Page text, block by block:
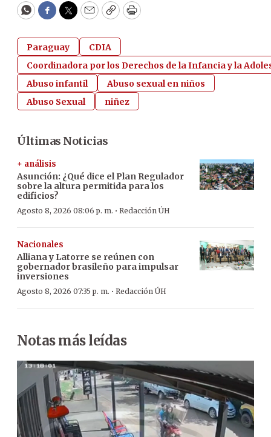
WhatsApp
Facebook
Twitter
EmailCopyPrint
Paraguay
CDIA
Coordinadora por los Derechos de la Infancia y la
Abuso infantil
Abuso sexual en niños
Abuso Sexual
niñez
Últimas Noticias
+ análisis
Asunción: ¿Qué dice el Plan Regulador
sobre la altura permitida para los
edificios?
Agosto 8, 2026 08:06 p. m. · Redacción ÚH
Nacionales
Alliana y Latorre se reúnen con
gobernador brasileño para impulsar
inversiones
Agosto 8, 2026 07:35 p. m. · Redacción ÚH
Notas más leídas